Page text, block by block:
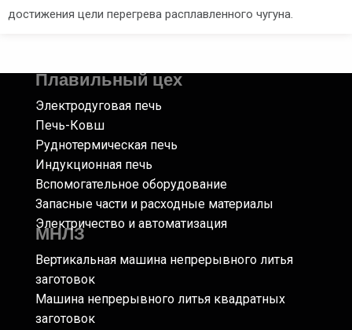
достижения цели перегрева расплавленного чугуна.
Плавильный цех
Электродуговая печь
Печь-Ковш
Руднотермическая печь
Индукционная печь
Вспомогательное оборудование
Запасные части и расходные материалы
Электричество и автоматизация
МНЛЗ
Вертикальная машина непрерывного литья
заготовок
Машина непрерывного литья квадратных
заготовок